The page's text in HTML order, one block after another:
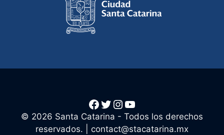
© 2026 Santa Catarina - Todos los derechos
reservados. | contact@stacatarina.mx
Facebook
Twitter
Instagram
YouTube